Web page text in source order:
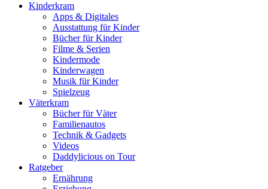
Kinderkram
Apps & Digitales
Ausstattung für Kinder
Bücher für Kinder
Filme & Serien
Kindermode
Kinderwagen
Musik für Kinder
Spielzeug
Väterkram
Bücher für Väter
Familienautos
Technik & Gadgets
Videos
Daddylicious on Tour
Ratgeber
Ernährung